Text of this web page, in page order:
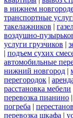
в нижнем
транспортные
такелажников |
воздушно-
услуги грузчиков |
| подъем сухих
автомобильные
нижний новгород |
перегородок |
расстановка мебели
перевозка пианино |
погреба |
перевозка шкафа |